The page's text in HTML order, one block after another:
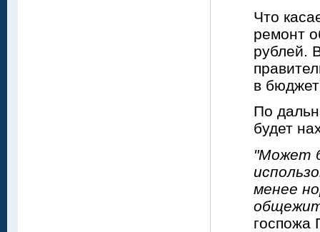
Что
ремонт
рублей.
в
По
будет
"Может
менее
госпожа